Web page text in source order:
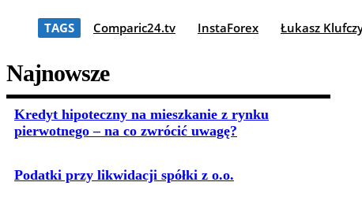
TAGS Comparic24.tv InstaForex Łukasz
Najnowsze
Kredyt hipoteczny na mieszkanie z rynku
pierwotnego – na co zwrócić uwagę?
Podatki przy likwidacji spółki z o.o.